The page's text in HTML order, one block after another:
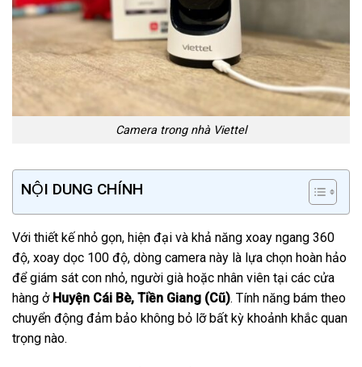
Camera trong nhà Viettel
NỘI DUNG CHÍNH
Với thiết kế nhỏ gọn, hiện đại và khả năng xoay ngang 360
độ, xoay dọc 100 độ, dòng camera này là lựa chọn hoàn hảo
để giám sát con nhỏ, người già hoặc nhân viên tại các cửa
hàng ở Huyện Cái Bè, Tiền Giang (Cũ). Tính năng bám theo
chuyển động đảm bảo không bỏ lỡ bất kỳ khoảnh khắc quan
trọng nào.